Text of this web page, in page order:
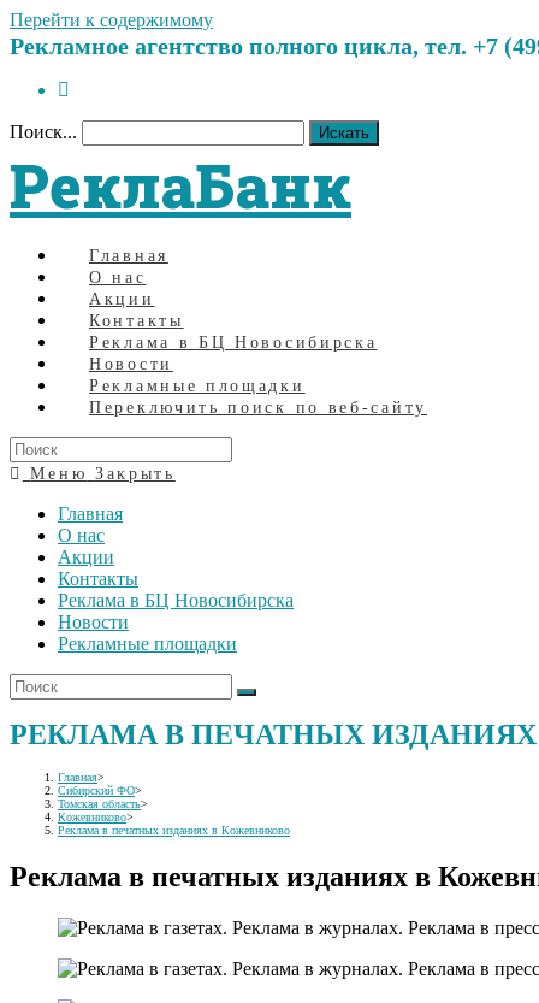
Перейти к содержимому
Рекламное агентство полного цикла, тел. +7
Поиск... Искать
РеклаБанк
Главная
О нас
Акции
Контакты
Реклама в БЦ Новосибирска
Новости
Рекламные площадки
Переключить поиск по веб-сайту
Меню Закрыть
Главная
О нас
Акции
Контакты
Реклама в БЦ Новосибирска
Новости
Рекламные площадки
РЕКЛАМА В ПЕЧАТНЫХ
Главная>
Сибирский ФО>
Томская область>
Кожевниково>
Реклама в печатных изданиях в Кожевниково
Реклама в печатных изданиях в